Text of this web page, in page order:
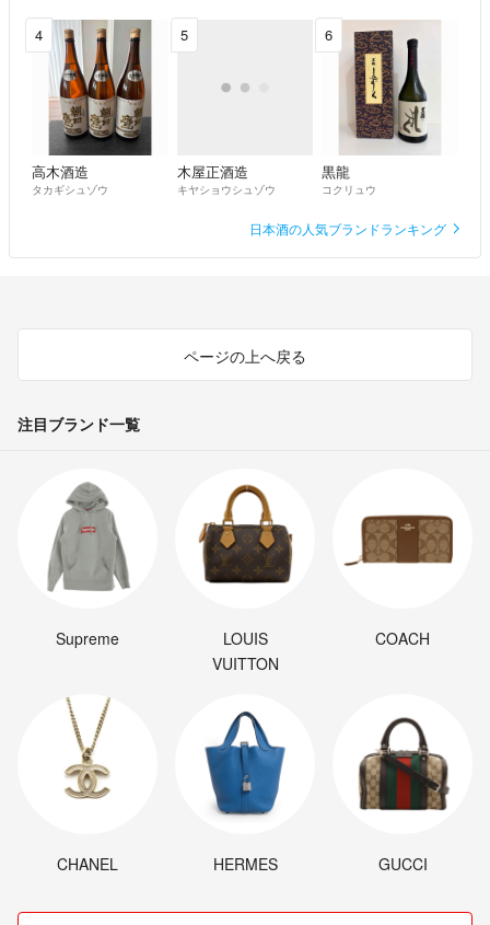
4
高木酒造
タカギシュゾウ
5
木屋正酒造
キヤショウシュゾウ
6
黒龍
コクリュウ
日本酒の人気ブランドランキング
ページの上へ戻る
注目ブランド一覧
Supreme
LOUIS
VUITTON
COACH
CHANEL HERMES GUCCI